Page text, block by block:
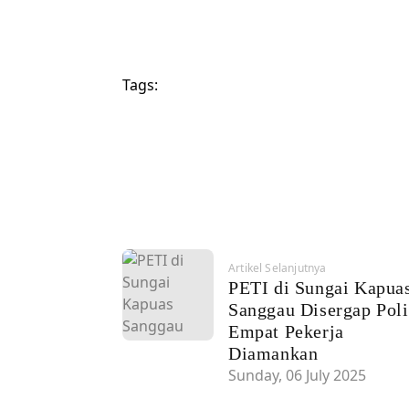
Tags:
Artikel Selanjutnya
PETI di Sungai
Sanggau Disergap
Empat Pekerja
Diamankan
Sunday, 06 July 2025